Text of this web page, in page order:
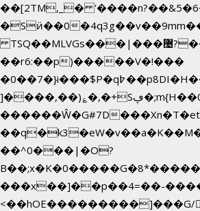
��[2TM,_�
�Sӥ��0
TSQ��MLVGs���|���޴?����H�W��E
��r6:��p)�����V�!���
�0��7�}i���$P�q߈��p8DI�H���C_�
]����,��)؏�,�+Sڥ�;m{H��0U8㉐
������Ŵ�G#7D
��^0���|�O?
���x��]��p��4=��-
<��hOE���������]���G/